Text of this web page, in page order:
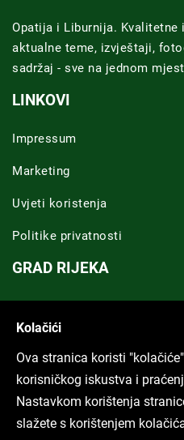
Opatija i Liburnija.
aktualne teme, izvještaji,
sadržaj - sve na jednom
LINKOVI
Impressum
Marketing
Uvjeti koristenja
Politike privatnosti
GRAD RIJEKA
ARHIVA TEKSTOVA
Svi tekstovi
Kolačići
Ova stranica koristi
korisničkog iskustva i
Nastavkom korištenja
slažete s korištenjem